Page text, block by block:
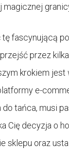
fascynującą
przez
krokiem jest
e-
tańca, musi
Cię decyzja o
sklepu oraz